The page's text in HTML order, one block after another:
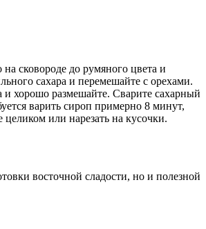
сковороде до румяного цвета и
сахара и перемешайте с орехами.
и хорошо размешайте. Сварите сахарный
варить сироп примерно 8 минут,
или нарезать на кусочки.
восточной сладости, но и полезной